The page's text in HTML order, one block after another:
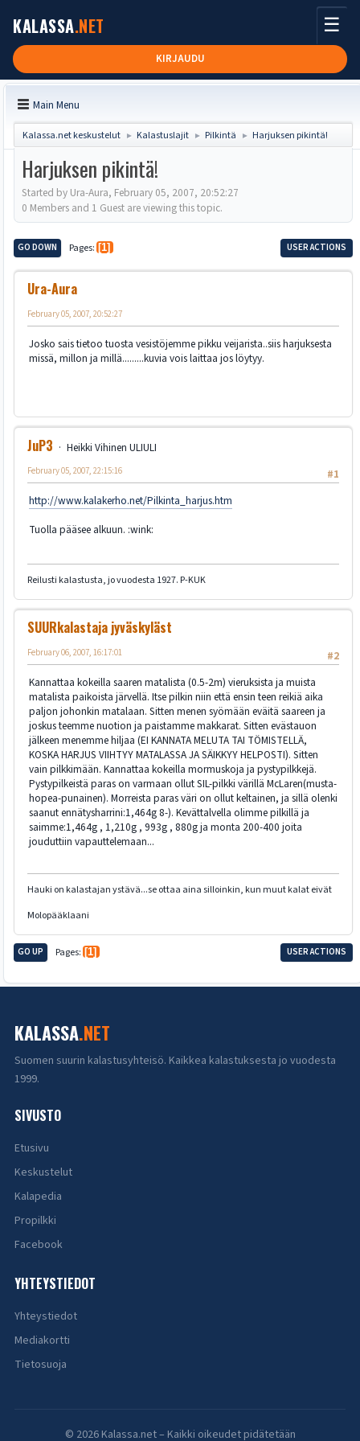
KALASSA.NET
KIRJAUDU
☰
Main Menu
Kalassa.net keskustelut ► Kalastuslajit ► Pilkintä ► Harjuksen pikintä!
Harjuksen pikintä!
Started by Ura-Aura, February 05, 2007, 20:52:27
0 Members and 1 Guest are viewing this topic.
GO DOWN Pages 1 USER ACTIONS
Ura-Aura
February 05, 2007, 20:52:27
Josko sais tietoo tuosta vesistöjemme pikku veijarista..siis harjuksesta
missä, millon ja millä.........kuvia vois laittaa jos löytyy.
JuP3
Heikki Vihinen ULIULI
#1
February 05, 2007, 22:15:16
http://www.kalakerho.net/Pilkinta_harjus.htm
Tuolla pääsee alkuun. :wink:
Reilusti kalastusta, jo vuodesta 1927. P-KUK
SUURkalastaja jyväskyläst
#2
February 06, 2007, 16:17:01
Kannattaa kokeilla saaren matalista (0.5-2m) vieruksista ja muista
matalista paikoista järvellä. Itse pilkin niin että ensin teen reikiä aika
paljon johonkin matalaan. Sitten menen syömään eväitä saareen ja
joskus teemme nuotion ja paistamme makkarat. Sitten evästauon
jälkeen menemme hiljaa (EI KANNATA MELUTA TAI TÖMISTELLÄ,
KOSKA HARJUS VIIHTYY MATALASSA JA SÄIKKYY HELPOSTI). Sitten
vain pilkkimään. Kannattaa kokeilla mormuskoja ja pystypilkkejä.
Pystypilkeistä paras on varmaan ollut SIL-pilkki värillä McLaren(musta-
hopea-punainen). Morreista paras väri on ollut keltainen, ja sillä olenki
saanut ennätysharrini:1,464g 8-). Kevättalvella olimme pilkillä ja
saimme:1,464g , 1,210g , 993g , 880g ja monta 200-400 joita
jouduttiin vapauttelemaan...
Hauki on kalastajan ystävä...se ottaa aina silloinkin, kun muut kalat eivät
Molopääklaani
GO UP Pages 1 USER ACTIONS
KALASSA.NET
Suomen suurin kalastusyhteisö. Kaikkea kalastuksesta jo vuodesta
1999.
SIVUSTO
Etusivu
Keskustelut
Kalapedia
Propilkki
Facebook
YHTEYSTIEDOT
Yhteystiedot
Mediakortti
Tietosuoja
© 2026 Kalassa.net – Kaikki oikeudet pidätetään